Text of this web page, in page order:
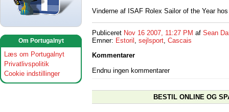
Om Portugalnyt
Læs om Portugalnyt
Privatlivspolitik
Cookie indstillinger
Vinderne af ISAF Rolex Sailor of the Year
Publiceret Nov 16 2007, 11:27 PM af Sean
Emner: Estoril , sejlsport, Cascais
Kommentarer
Endnu ingen kommentarer
BESTIL ONLINE OG